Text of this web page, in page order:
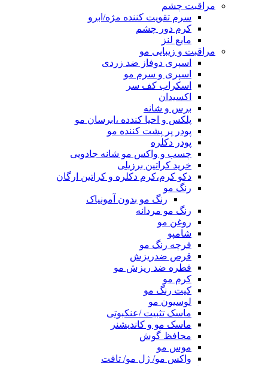
مراقبت چشم
سرم تقویت کننده مژه/ابرو
کرم دور چشم
مایع لنز
مراقبت و زیبایی مو
اسپری دوفاز ضد زردی
اسپری و سرم مو
اسکراب کف سر
اکسیدان
برس و شانه
پلکس و احیا کندده ،ابرسان مو
پودر پر پشت کننده مو
پودر دکلره
چسب و واکس مو شانه جادویی
خرید کراتین برزیلی
دکو کرم،کرم دکلره و کراتین ارگان
رنگ مو
رنگ مو بدون آمونیاک
رنگ مو مردانه
روغن مو
شامپو
فرچه رنگ مو
قرص ضدریزش
قطره ضد ریزش مو
کرم مو
کیت رنگ مو
لوسیون مو
ماسک تثبیت /عنکبوتی
ماسک مو و کاندیشنر
محافظ گوش
موس مو
واکس مو/ ژل مو/ تافت